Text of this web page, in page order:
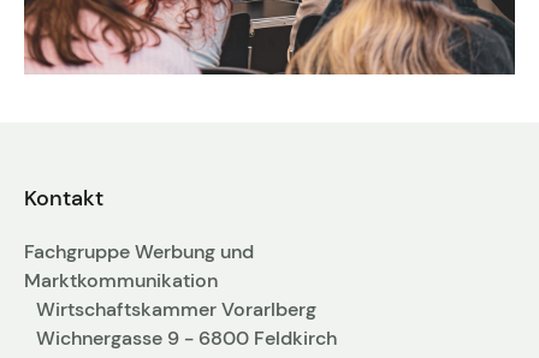
Kontakt
Fachgruppe Werbung und
Marktkommunikation
Wirtschaftskammer Vorarlberg
Wichnergasse 9 - 6800 Feldkirch